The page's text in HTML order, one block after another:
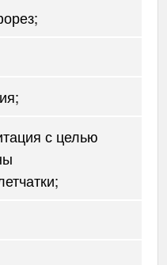
с целью